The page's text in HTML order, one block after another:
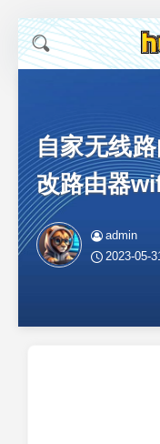
自家无线
改路由器
admin
2023-05-31